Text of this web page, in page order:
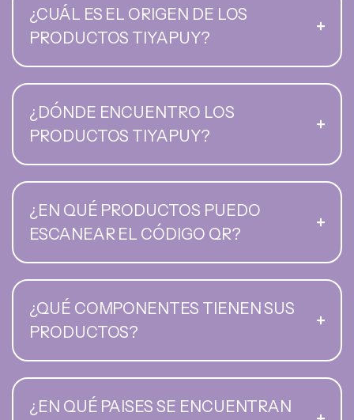
¿CUÁL ES EL ORIGEN DE LOS
PRODUCTOS TIYAPUY?
¿DÓNDE ENCUENTRO LOS
PRODUCTOS TIYAPUY?
¿EN QUÉ PRODUCTOS PUEDO
ESCANEAR EL CÓDIGO QR?
¿QUÉ COMPONENTES TIENEN SUS
PRODUCTOS?
¿EN QUÉ PAISES SE ENCUENTRAN